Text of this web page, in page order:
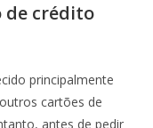
de crédito
principalmente
cartões de
antes de pedir